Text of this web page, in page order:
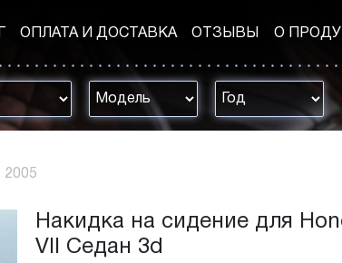
ОПЛАТА И ДОСТАВКА ОТЗЫВЫ О
2005
Накидка на сидение для
VII Седан 3d